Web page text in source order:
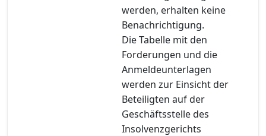
werden, erhalten keine
Benachrichtigung.
Die Tabelle mit den
Forderungen und die
Anmeldeunterlagen
werden zur Einsicht der
Beteiligten auf der
Geschäftsstelle des
Insolvenzgerichts